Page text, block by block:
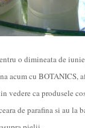
o dimineata de
acum cu BOTANICS,
vedere ca produsele
de parafina si au